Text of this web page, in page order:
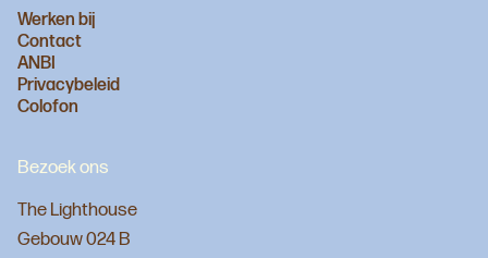
Werken bij
Contact
ANBI
Privacybeleid
Colofon
Bezoek ons
The Lighthouse
Gebouw 024 B